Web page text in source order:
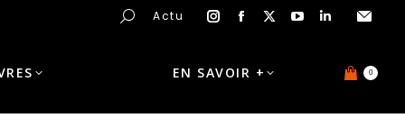
Actu
EN SAVOIR + 0